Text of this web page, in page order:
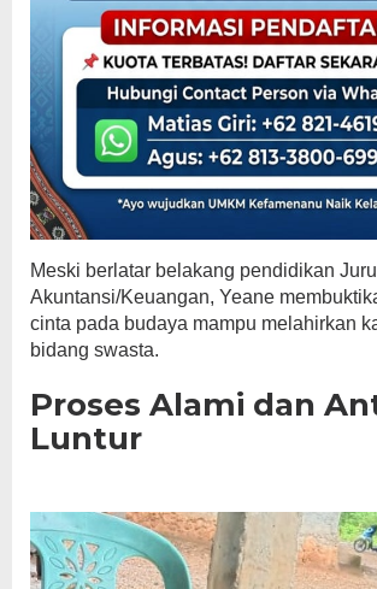
Meski berlatar belakang pendidikan
Akuntansi/Keuangan, Yeane
cinta pada budaya mampu melahirkan
bidang swasta.
Proses Alami dan
Luntur